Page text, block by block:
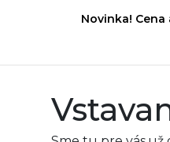
Novinka!